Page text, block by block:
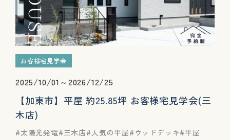
お客様宅見学会
2025/10/01～2026/12/25
【加東市】平屋 約25.85坪 お客様宅見学会(三
木店)
太陽光発電 三木店 人気の平屋 ウッドデッキ 平屋